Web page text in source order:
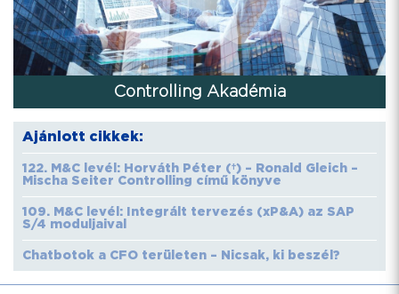
Controlling Akadémia
Ajánlott cikkek:
122. M&C levél: Horváth Péter (†) – Ronald Gleich –
Mischa Seiter Controlling című könyve
109. M&C levél: Integrált tervezés (xP&A) az SAP
S/4 moduljaival
Chatbotok a CFO területen – Nicsak, ki beszél?